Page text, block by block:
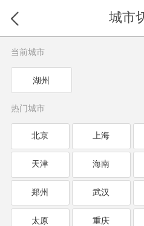
城市
当前城市
湖州
热门城市
北京 上海
天津 海南
郑州 武汉
太原 重庆